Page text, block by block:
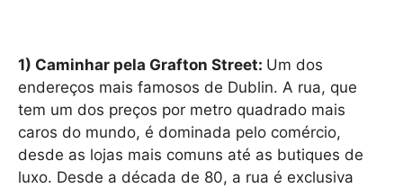
1) Caminhar pela Grafton Street: Um dos
endereços mais famosos de Dublin. A rua, que
tem um dos preços por metro quadrado mais
caros do mundo, é dominada pelo comércio,
desde as lojas mais comuns até as butiques de
luxo. Desde a década de 80, a rua é exclusiva